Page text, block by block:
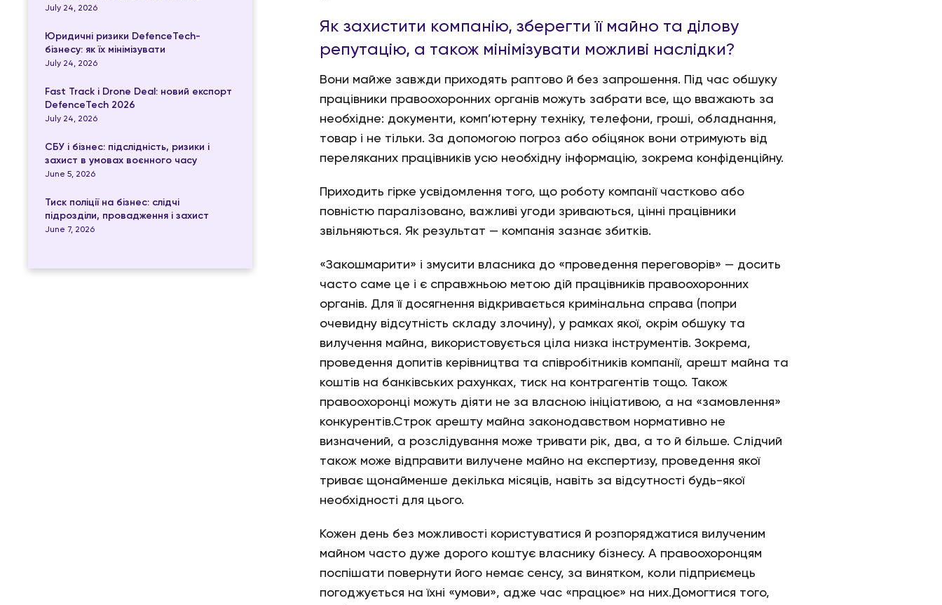
July 24, 2026
Юридичні ризики DefenceTech-
бізнесу: як їх мінімізувати
July 24, 2026
Fast Track і Drone Deal: новий експорт
DefenceTech 2026
July 24, 2026
СБУ і бізнес: підслідність, ризики і
захист в умовах воєнного часу
June 5, 2026
Тиск поліції на бізнес: слідчі
підрозділи, провадження і захист
June 7, 2026
Як захистити компанію, зберегти її майно та ділову
репутацію, а також мінімізувати можливі наслідки?
Вони майже завжди приходять раптово й без запрошення. Під час обшуку
працівники правоохоронних органів можуть забрати все, що вважають за
необхідне: документи, комп’ютерну техніку, телефони, гроші, обладнання,
товар і не тільки. За допомогою погроз або обіцянок вони отримують від
переляканих працівників усю необхідну інформацію, зокрема конфіденційну.
Приходить гірке усвідомлення того, що роботу компанії частково або
повністю паралізовано, важливі угоди зриваються, цінні працівники
звільняються. Як результат — компанія зазнає збитків.
«Закошмарити» і змусити власника до «проведення переговорів» — досить
часто саме це і є справжньою метою дій працівників правоохоронних
органів. Для її досягнення відкривається кримінальна справа (попри
очевидну відсутність складу злочину), у рамках якої, окрім обшуку та
вилучення майна, використовується ціла низка інструментів. Зокрема,
проведення допитів керівництва та співробітників компанії, арешт майна та
коштів на банківських рахунках, тиск на контрагентів тощо. Також
правоохоронці можуть діяти не за власною ініціативою, а на «замовлення»
конкурентів.Строк арешту майна законодавством нормативно не
визначений, а розслідування може тривати рік, два, а то й більше. Слідчий
також може відправити вилучене майно на експертизу, проведення якої
триває щонайменше декілька місяців, навіть за відсутності будь-якої
необхідності для цього.
Кожен день без можливості користуватися й розпоряджатися вилученим
майном часто дуже дорого коштує власнику бізнесу. А правоохоронцям
поспішати повернути його немає сенсу, за винятком, коли підприємець
погоджується на їхні «умови», адже час «працює» на них.Домогтися того,